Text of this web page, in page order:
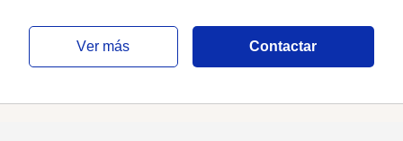
ver más Contactar